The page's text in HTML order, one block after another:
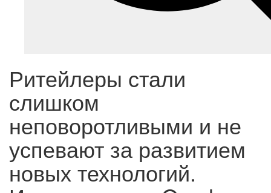
Ритейлеры стали
слишком
неповоротливыми и не
успевают за развитием
новых технологий.